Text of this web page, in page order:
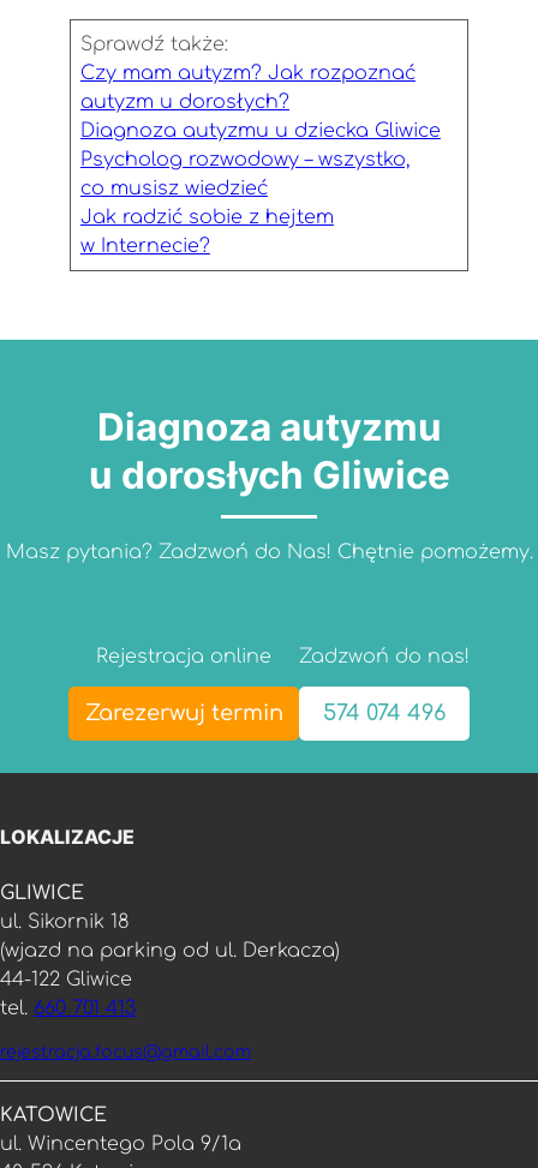
Sprawdź także:
Czy mam autyzm? Jak rozpoznać
autyzm u dorosłych?
Diagnoza autyzmu u dziecka Gliwice
Psycholog rozwodowy – wszystko,
co musisz wiedzieć
Jak radzić sobie z hejtem
w Internecie?
Diagnoza autyzmu
u dorosłych Gliwice
Masz pytania? Zadzwoń do Nas! Chętnie pomożemy.
Rejestracja online
Zarezerwuj termin
Zadzwoń do nas!
574 074 496
LOKALIZACJE
GLIWICE
ul. Sikornik 18
(wjazd na parking od ul. Derkacza)
44-122 Gliwice
tel. 660 701 413
rejestracja.focus@gmail.com
KATOWICE
ul. Wincentego Pola 9/1a